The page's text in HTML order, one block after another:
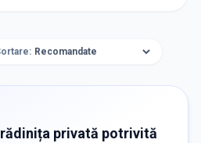
privată potrivită